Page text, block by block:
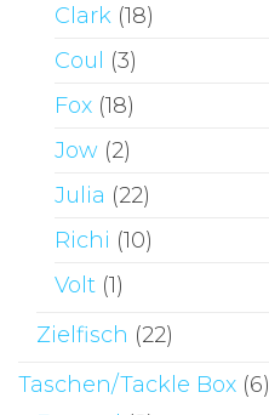
Clark (18)
Coul
(3)
Fox (18)
Jow (2)
Julia (22)
Richi (10)
Volt (1)
Zielfisch (22)
Taschen/Tackle Box (6)